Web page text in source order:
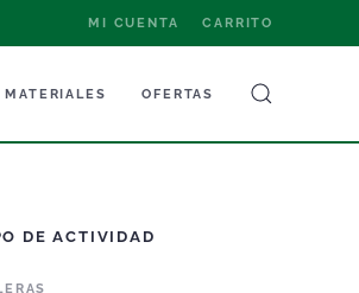
MI CUENTA CARRITO
OFERTAS
DE ACTIVIDAD